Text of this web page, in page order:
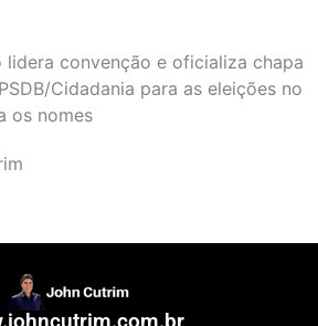
lidera convenção e oficializa chapa
Cidadania para as eleições no
os nomes